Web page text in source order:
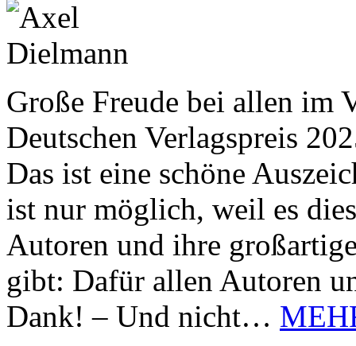
Große Freude bei allen im
Deutschen Verlagspreis
Das ist eine schöne
ist nur möglich, weil es
Autoren und ihre
gibt: Dafür allen Autoren
Dank! – Und nicht…